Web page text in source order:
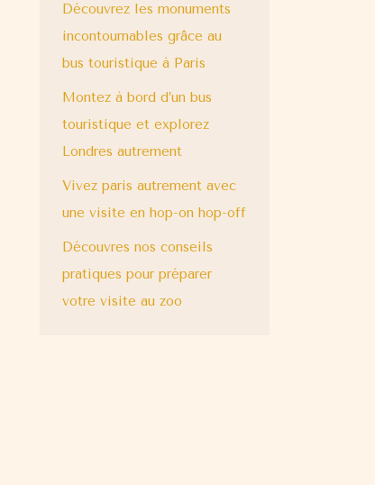
Découvrez les monuments
incontournables grâce au
bus touristique à Paris
Montez à bord d’un bus
touristique et explorez
Londres autrement
Vivez paris autrement avec
une visite en hop-on hop-off
Découvres nos conseils
pratiques pour préparer
votre visite au zoo